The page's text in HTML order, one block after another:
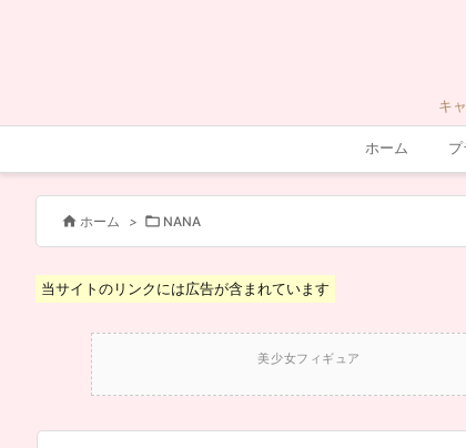
キ
ホーム
 ホーム >  NANA
当サイトのリンクには広告が含まれています
美少女フィギュア